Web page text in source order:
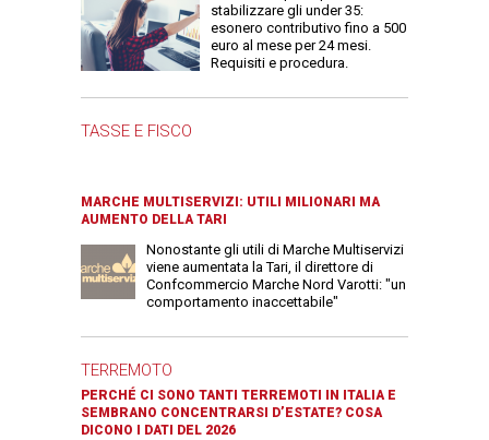
stabilizzare gli under 35:
esonero contributivo fino a 500
euro al mese per 24 mesi.
Requisiti e procedura.
TASSE E FISCO
MARCHE MULTISERVIZI: UTILI MILIONARI MA
AUMENTO DELLA TARI
Nonostante gli utili di Marche Multiservizi
viene aumentata la Tari, il direttore di
Confcommercio Marche Nord Varotti: "un
comportamento inaccettabile"
TERREMOTO
PERCHÉ CI SONO TANTI TERREMOTI IN ITALIA E
SEMBRANO CONCENTRARSI D’ESTATE? COSA
DICONO I DATI DEL 2026